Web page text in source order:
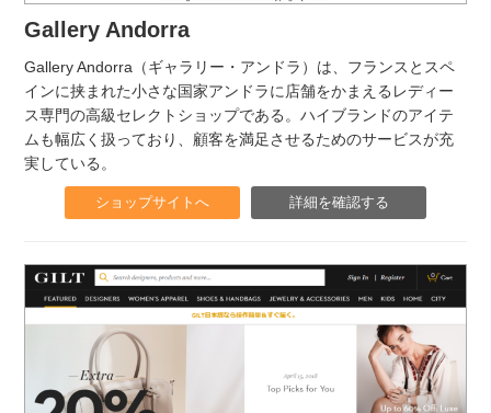
Gallery Andorra
Gallery Andorra（ギャラリー・アンドラ）は、フランスとスペ
インに挟まれた小さな国家アンドラに店舗をかまえるレディー
ス専門の高級セレクトショップである。ハイブランドのアイテ
ムも幅広く扱っており、顧客を満足させるためのサービスが充
実している。
ショップサイトへ 詳細を確認する